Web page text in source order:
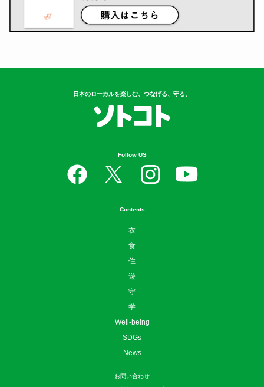
日本のローカルを楽しむ、つなげる、守る。
Follow US
Contents
衣
食
住
遊
守
学
Well-being
SDGs
News
お問い合わせ